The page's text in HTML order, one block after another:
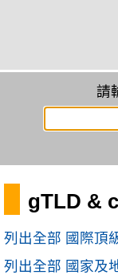
請
gTLD &
列出全部 國際頂
列出全部 國家及